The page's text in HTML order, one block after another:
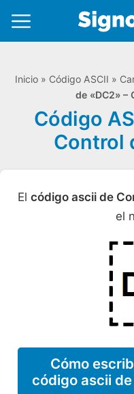
Inicio» Código ASCII »
de «DC2»
Código
Control
El código ascii de
el
Cómo
código ascii